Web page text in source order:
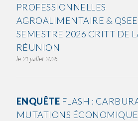
PROFESSIONNELLES
AGROALIMENTAIRE &
SEMESTRE 2026 CRITT DE
RÉUNION
21 juillet 2026
ENQUÊTE FLASH :
MUTATIONS